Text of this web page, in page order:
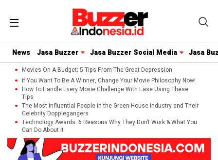
News Jasa Buzzer Jasa Buzzer Social Media Jasa
Movies On A Budget: 5 Tips From The Great Depression
If You Want To Be A Winner, Change Your Movie Philosophy Now!
How To Handle Every Movie Challenge With Ease Using These
Tips
The Most Influential People in the Green House Industry and Their
Celebrity Dopplegangers
Technology Awards: 6 Reasons Why They Don’t Work & What You
Can Do About It